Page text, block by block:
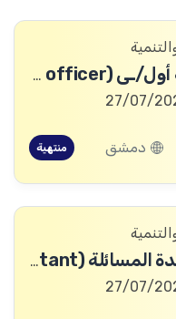
مسؤول/ـة حماية أول/ـى (Protection Senior officer)
دمشق منتهية
مساعد/ـة في وحدة المسائلة (Accountability Assistant)